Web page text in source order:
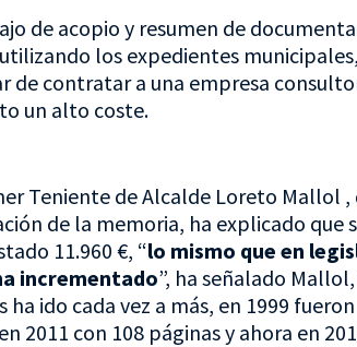
de acopio y resumen de
los expedientes
de contratar a una empresa
un alto coste.
Teniente de Alcalde Loreto Mallol
de la memoria, ha explicado que
11.960 €, “lo mismo que en
incrementado”, ha señalado
ha ido cada vez a más, en 1999
2011 con 108 páginas y ahora en